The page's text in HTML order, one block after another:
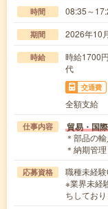
時間 08:35～
期間 2026年10
時給
時給1700
代
交通費
全額支給
仕事内容 貿易・国
＊部品の
＊納期管
応募資格
職種未経
※業界未経
ちしており